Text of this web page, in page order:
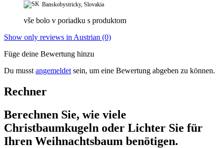
Banskobystricky, Slovakia
vše bolo v poriadku s produktom
Show only reviews in Austrian (0)
Füge deine Bewertung hinzu
Du musst angemeldet sein, um eine Bewertung abgeben zu können.
Rechner
Berechnen Sie, wie viele
Christbaumkugeln oder Lichter Sie für
Ihren Weihnachtsbaum benötigen.